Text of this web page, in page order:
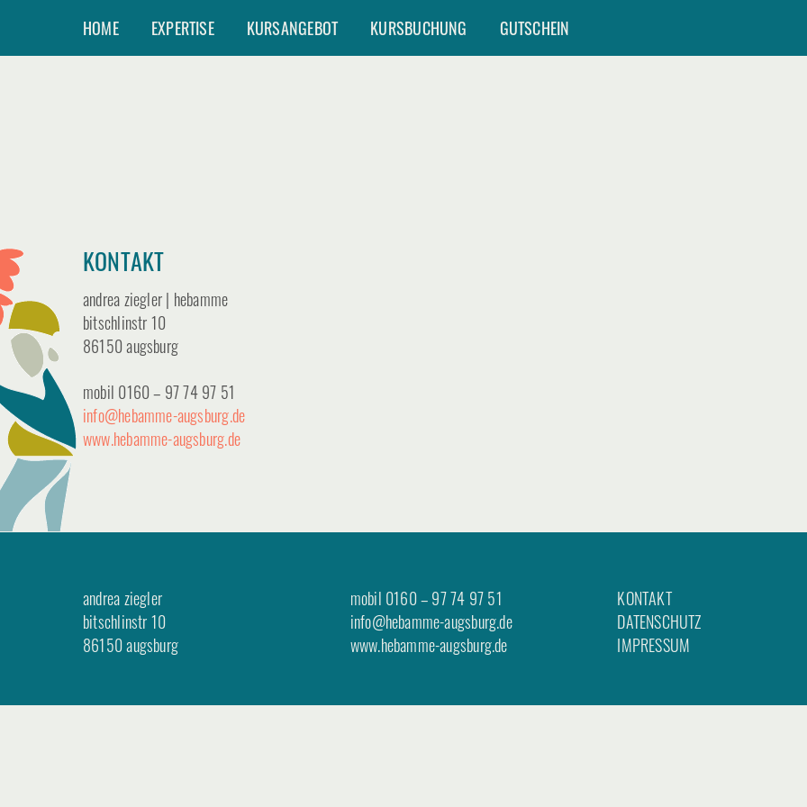
springen
HOME EXPERTISE KURSANGEBOT KURSBUCHUNG GUTSCHEIN
KONTAKT
andrea ziegler | hebamme
bitschlinstr 10
86150 augsburg
mobil 0160 – 97 74 97 51
info@hebamme-augsburg.de
www.hebamme-augsburg.de
andrea ziegler
bitschlinstr 10
86150 augsburg
mobil 0160 – 97 74 97 51
info@hebamme-augsburg.de
www.hebamme-augsburg.de
KONTAKT
DATENSCHUTZ
IMPRESSUM